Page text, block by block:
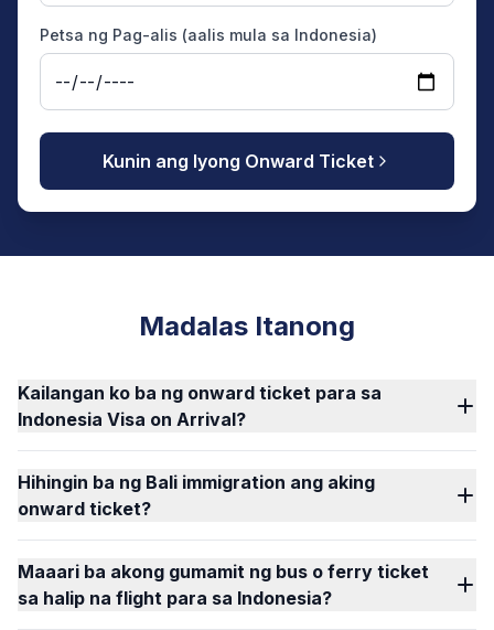
Petsa ng Pag-alis (aalis mula sa Indonesia)
Kunin ang Iyong Onward Ticket
Madalas Itanong
Kailangan ko ba ng onward ticket para sa
Indonesia Visa on Arrival?
Hihingin ba ng Bali immigration ang aking
onward ticket?
Maaari ba akong gumamit ng bus o ferry ticket
sa halip na flight para sa Indonesia?